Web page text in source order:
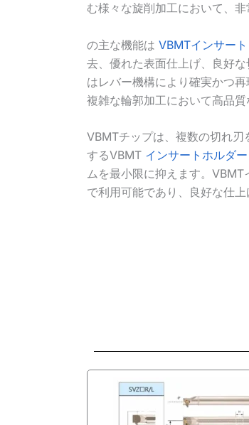
む様々な旋削加工において、非
の主な機能は VBMTインサート
去、優れた表面仕上げ、良好
はレバー機構により確実かつ
複雑な輪郭加工において高品
VBMTチップは、複数の切れ
するVBMT インサートホルダー
ムを最小限に抑えます。
で利用可能であり、良好な仕